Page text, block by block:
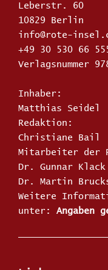
Leberstr. 60
10829 Berlin
info@rote-
+49 30 530 66
Verlagsnummer
Inhaber:
Matthias Seidel
Redaktion:
Christiane Bail
Mitarbeiter der
Dr. Gunnar Klack
Dr. Martin
Weitere
unter: Angaben